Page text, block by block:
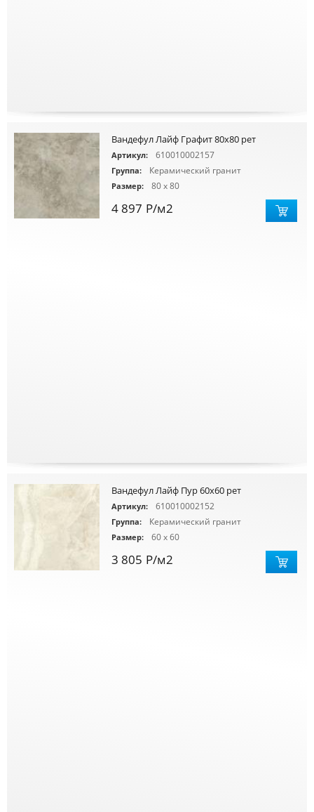
Вандефул Лайф Графит 80х80 рет
Артикул: 610010002157
Группа: Керамический гранит
Размер: 80 x 80
4 897 Р/м2
Вандефул Лайф Пур 60х60 рет
Артикул: 610010002152
Группа: Керамический гранит
Размер: 60 x 60
3 805 Р/м2